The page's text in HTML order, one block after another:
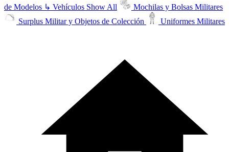
de Modelos ↳ Vehículos Show All
Mochilas y Bolsas Militares
Surplus Militar y Objetos de Colección
Uniformes Militares